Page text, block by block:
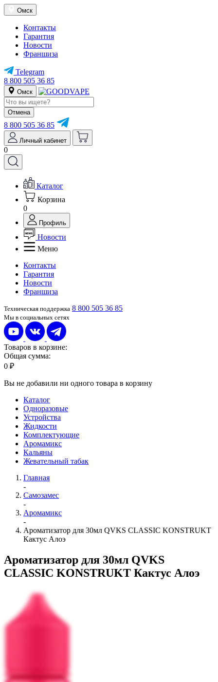
Омск
Контакты
Гарантия
Новости
Франшиза
Telegram
8 800 505 36 85
Омск
Отмена
8 800 505 36 85
Личный кабинет
0
Каталог
Корзина
0
Профиль
Новости
Меню
Контакты
Гарантия
Новости
Франшиза
Техническая поддержка 8 800 505 36 85
Мы в социальных сетях
Товаров в корзине:
Общая сумма:
0 ₽
Вы не добавили ни одного товара в корзину
Каталог
Одноразовые
Устройства
Жидкости
Комплектующие
Аромамикс
Кальяны
Жевательный табак
Главная
-
Самозамес
-
Аромамикс
-
Ароматизатор для 30мл QVKS CLASSIC KONSTRUKT
Кактус Алоэ
Ароматизатор для 30мл QVKS
CLASSIC KONSTRUKT Кактус Алоэ